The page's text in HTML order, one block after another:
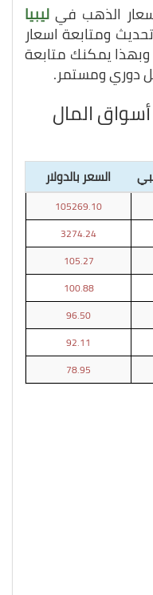
الذهب في ليبيا
ومتابعة اسعار
وبهذا يمكنك متابعة
دوري ومستمر.
المال
السعر بالدولار
105269.10
3274.24
105.27
100.88
96.50
92.11
78.95